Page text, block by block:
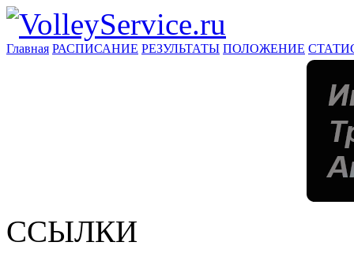
Главная РАСПИСАНИЕ РЕЗУЛЬТАТЫ ПОЛОЖЕНИЕ
ССЫЛКИ